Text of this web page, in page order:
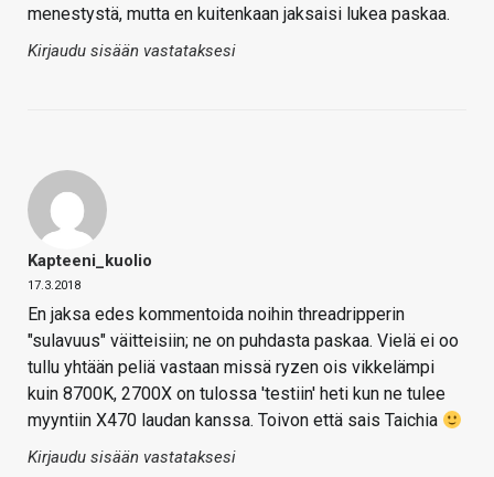
menestystä, mutta en kuitenkaan jaksaisi lukea paskaa.
Kirjaudu sisään vastataksesi
Kapteeni_kuolio
17.3.2018
En jaksa edes kommentoida noihin threadripperin
"sulavuus" väitteisiin; ne on puhdasta paskaa. Vielä ei oo
tullu yhtään peliä vastaan missä ryzen ois vikkelämpi
kuin 8700K, 2700X on tulossa 'testiin' heti kun ne tulee
myyntiin X470 laudan kanssa. Toivon että sais Taichia
Kirjaudu sisään vastataksesi